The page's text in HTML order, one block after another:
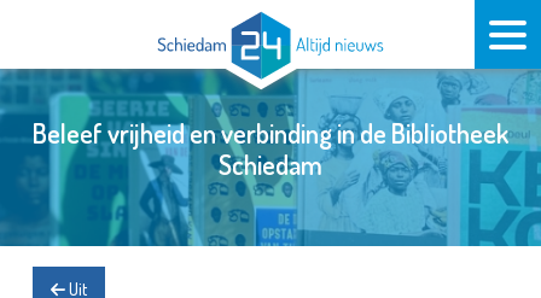
Beleef vrijheid en verbinding in de Bibliotheek
Schiedam
Uit